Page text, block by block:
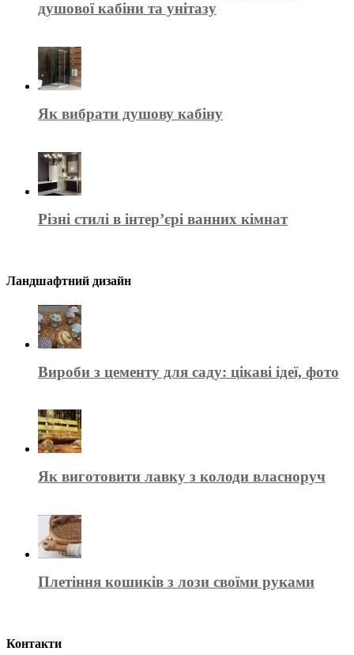
душової кабіни та унітазу
Як вибрати душову кабіну
Різні стилі в інтер’єрі ванних кімнат
Ландшафтний дизайн
Вироби з цементу для саду: цікаві ідеї, фото
Як виготовити лавку з колоди власноруч
Плетіння кошиків з лози своїми руками
Контакти